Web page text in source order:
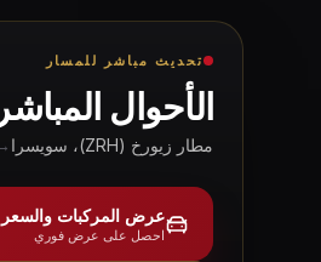
تحديث مباشر للمسار
الأحوال
مطار زيورخ (ZRH)، سويسرا
عرض المركبات والسعر
احصل على عرض فوري